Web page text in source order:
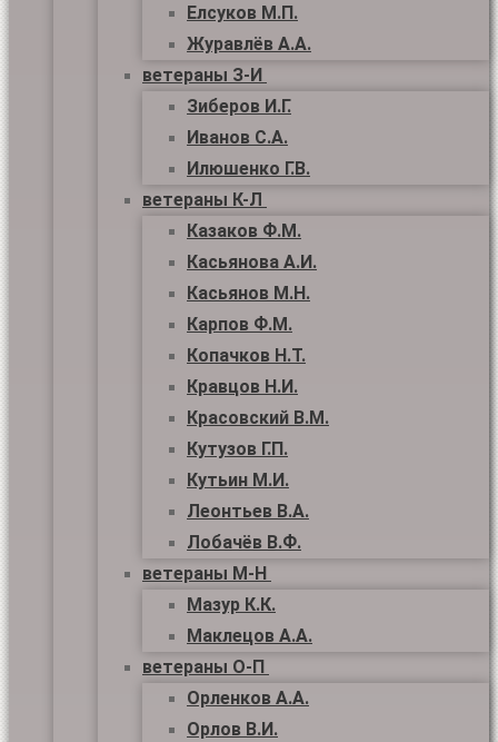
Елсуков М.П.
Журавлёв А.А.
ветераны З-И
Зиберов И.Г.
Иванов С.А.
Илюшенко Г.В.
ветераны К-Л
Казаков Ф.М.
Касьянова А.И.
Касьянов М.Н.
Карпов Ф.М.
Копачков Н.Т.
Кравцов Н.И.
Красовский В.М.
Кутузов Г.П.
Кутьин М.И.
Леонтьев В.А.
Лобачёв В.Ф.
ветераны М-Н
Мазур К.К.
Маклецов А.А.
ветераны О-П
Орленков А.А.
Орлов В.И.